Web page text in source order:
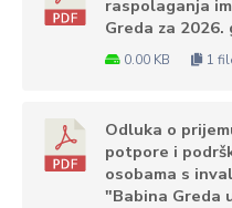
raspolaganja
Greda za 2026.
0.00 KB 1
Odluka o
potpore i
osobama s
"Babina Greda